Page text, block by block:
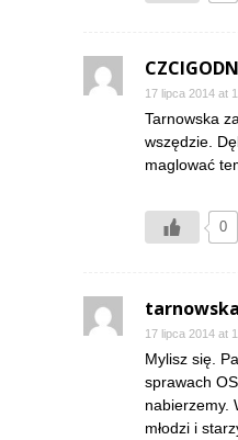
17 lipca 2014 at
Tarnowska
wszędzie.
maglować
0
17 lipca 2014 at
Mylisz się.
sprawach
nabierzemy.
młodzi i